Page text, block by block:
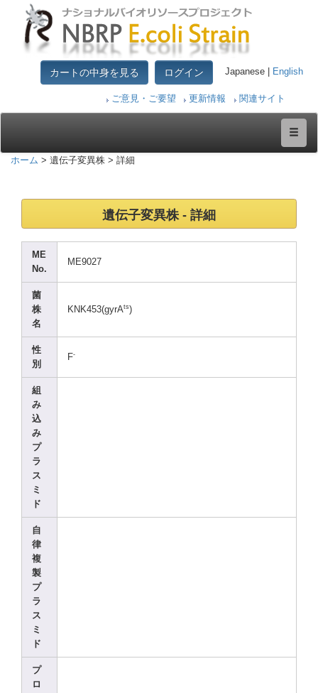
カートの中身を見る ログイン Japanese | English
ご意見・ご要望 更新情報 関連サイト
ホーム > 遺伝子変異株 > 詳細
遺伝子変異株 - 詳細
ME
No.
ME9027
菌
株
名
KNK453(gyrAts)
性
別
F-
組
み
込
み
プ
ラ
ス
ミ
ド
自
律
複
製
プ
ラ
ス
ミ
ド
プ
ロ